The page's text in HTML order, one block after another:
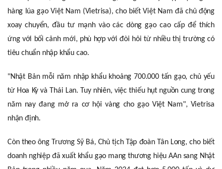
hàng lúa gạo Việt Nam (Vietrisa), cho biết Việt Nam đã chủ động
xoay chuyển, đầu tư mạnh vào các dòng gạo cao cấp để thích
ứng với bối cảnh mới, phù hợp với đòi hỏi từ nhiều thị trường có
tiêu chuẩn nhập khẩu cao.
"Nhật Bản mỗi năm nhập khẩu khoảng 700.000 tấn gạo, chủ yếu
từ Hoa Kỳ và Thái Lan. Tuy nhiên, việc thiếu hụt nguồn cung trong
năm nay đang mở ra cơ hội vàng cho gạo Việt Nam", Vietrisa
nhận định.
Còn theo ông Trương Sỹ Bá, Chủ tịch Tập đoàn Tân Long, cho biết
doanh nghiệp đã xuất khẩu gạo mang thương hiệu AAn sang Nhật